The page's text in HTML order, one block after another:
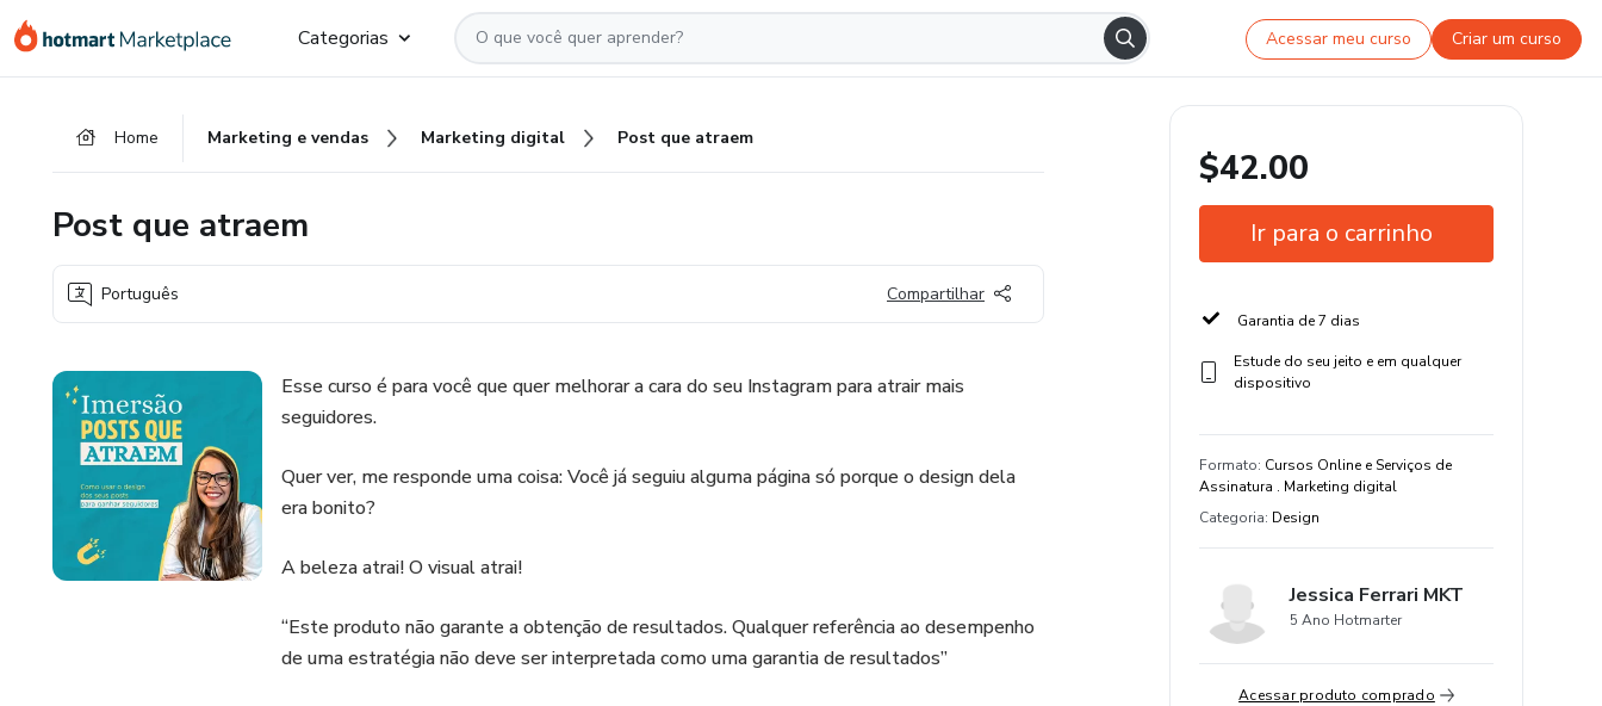
para
para
para
Categorias Acessar meu curso Criar um curso
Home Marketing e vendas Marketing digital Post que atraem
Post que atraem
Português Compartilhar
Esse curso é para você que quer melhorar a cara do seu Instagram para atrair mais
seguidores.
Quer ver, me responde uma coisa: Você já seguiu alguma página só porque o design dela
era bonito?
A beleza atrai! O visual atrai!
“Este produto não garante a obtenção de resultados. Qualquer referência ao desempenho
de uma estratégia não deve ser interpretada como uma garantia de resultados”
$42.00
Ir para o carrinho
Garantia de 7 dias
Estude do seu jeito e em qualquer
dispositivo
Formato: Cursos Online e Serviços de
Assinatura . Marketing digital
Categoria: Design
Jessica Ferrari MKT
5 Ano Hotmarter
Acessar produto comprado